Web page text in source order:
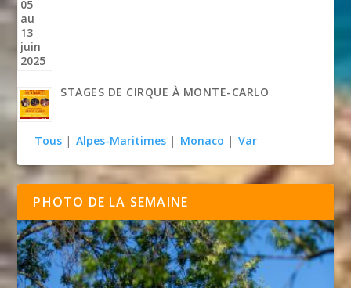
STAGES DE CIRQUE À MONTE-CARLO
Tous | Alpes-Maritimes | Monaco | Var
PHOTO DE LA SEMAINE